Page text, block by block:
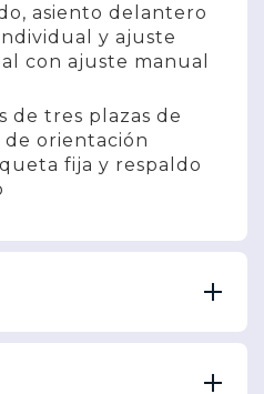
asiento delantero
y ajuste
con ajuste manual
de tres plazas de
orientación
fija y respaldo